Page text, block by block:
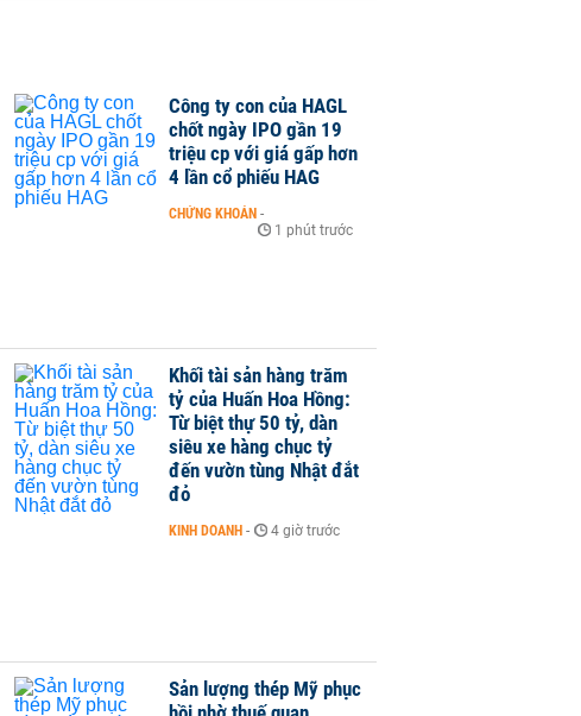
Công ty con của HAGL
chốt ngày IPO gần 19
triệu cp với giá gấp hơn
4 lần cổ phiếu HAG
CHỨNG KHOÁN -
1 phút trước
Khối tài sản hàng trăm
tỷ của Huấn Hoa Hồng:
Từ biệt thự 50 tỷ, dàn
siêu xe hàng chục tỷ
đến vườn tùng Nhật đắt
đỏ
KINH DOANH - 4 giờ trước
Sản lượng thép Mỹ phục